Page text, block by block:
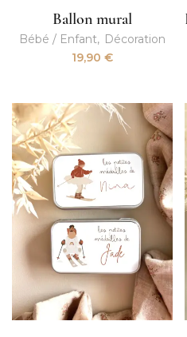
Ballon mural
Bébé / Enfant
Décoration
19,90 €